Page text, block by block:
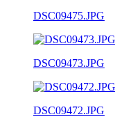
DSC09475.JPG
DSC09473.JPG
DSC09472.JPG